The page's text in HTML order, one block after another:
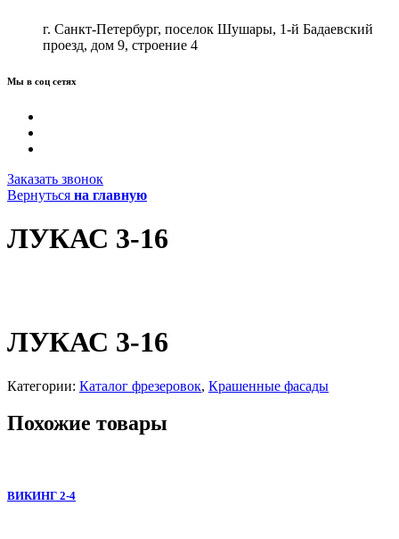
г. Санкт-Петербург, поселок Шушары, 1-й Бадаевский
проезд, дом 9, строение 4
Мы в соц сетях
Заказать звонок
Вернуться на главную
ЛУКАС 3-16
ЛУКАС 3-16
Категории: Каталог фрезеровок, Крашенные фасады
Похожие товары
ВИКИНГ 2-4